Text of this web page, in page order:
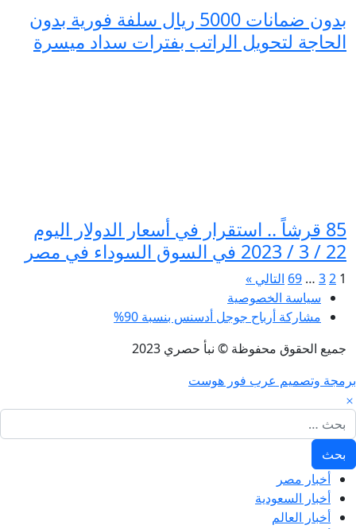
بدون ضمانات 5000 ريال سلفة فورية بدون
الحاجة لتحويل الراتب بفترات سداد ميسرة
85 قرشاً .. استقرار في أسعار الدولار اليوم
22 / 3 / 2023 في السوق السوداء في مصر
صفحات:
1
2
3
…
69 التالي »
سياسة الخصوصية
مشاركة أرباح جوجل أدسنس بنسبة 90%
جميع الحقوق محفوظة © نبأ حصري 2023
برمجة وتصميم عرب فور هوست
البحث عن:
أخبار مصر
أخبار السعودية
أخبار العالم